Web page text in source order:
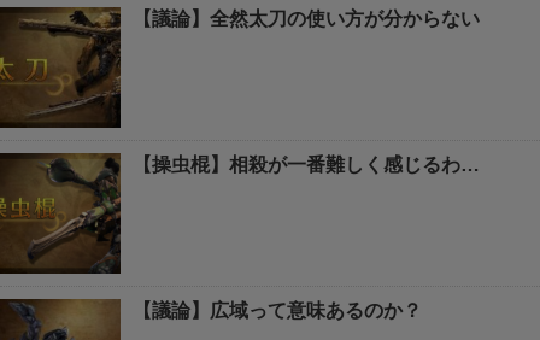
【議論】全然太刀の使い方が分からない
【操虫棍】相殺が一番難しく感じるわ…
【議論】広域って意味あるのか？